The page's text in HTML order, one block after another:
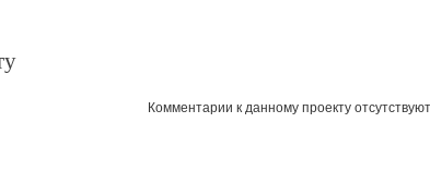
Комментарии к данному проекту